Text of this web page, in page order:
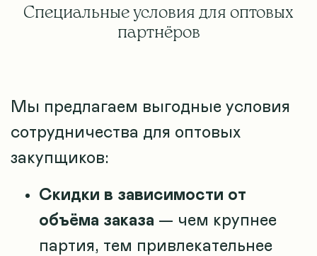
Специальные условия для оптовых
партнёров
Мы предлагаем выгодные условия
сотрудничества для оптовых
закупщиков:
Скидки в зависимости от
объёма заказа — чем крупнее
партия, тем привлекательнее